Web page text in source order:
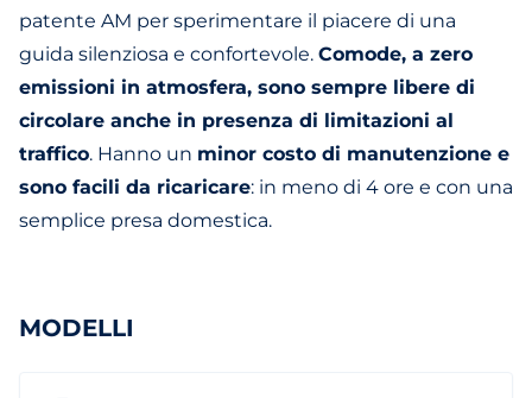
patente AM per sperimentare il piacere di una
guida silenziosa e confortevole. Comode, a zero
emissioni in atmosfera, sono sempre libere di
circolare anche in presenza di limitazioni al
traffico. Hanno un minor costo di manutenzione e
sono facili da ricaricare: in meno di 4 ore e con una
semplice presa domestica.
MODELLI